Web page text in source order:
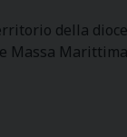
della